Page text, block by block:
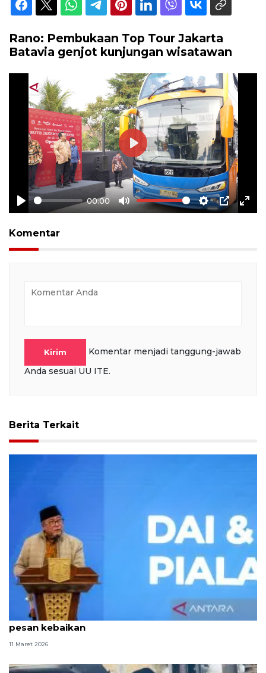
Rano: Pembukaan Top Tour Jakarta
Batavia genjot kunjungan wisatawan
Play
00:00
Mute Settings
PIP
Play
Komentar
Kirim
Komentar menjadi tanggung-jawab
Anda sesuai UU ITE.
Berita Terkait
Rano Karno harap dai muda Jakarta jadi penyebar
pesan kebaikan
11 Maret 2026